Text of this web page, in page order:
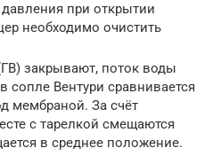
при открытии
необходимо очистить
закрывают, поток воды
сопле Вентури сравнивается
мембраной. За счёт
с тарелкой смещаются
в среднее положение.